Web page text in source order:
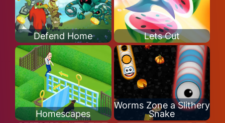
Defend Home Lets Cut
Homescapes
Worms Zone a Slithery
Snake